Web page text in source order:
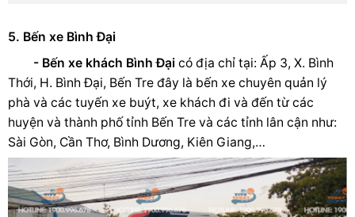
5. Bến xe Bình Đại
- Bến xe khách Bình Đại có địa chỉ tại: Ấp 3, X. Bình
Thới, H. Bình Đại, Bến Tre đây là bến xe chuyên quản lý
phà và các tuyến xe buýt, xe khách đi và đến từ các
huyện và thành phố tỉnh Bến Tre và các tỉnh lân cận như:
Sài Gòn, Cần Thơ, Bình Dương, Kiên Giang,…